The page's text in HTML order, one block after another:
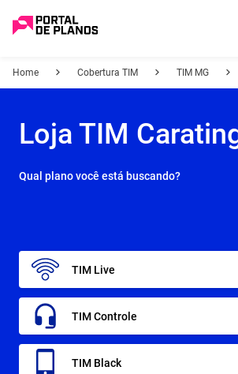
Home Cobertura TIM TIM MG
Loja TIM
Qual plano você está buscando?
TIM Live
TIM Controle
TIM Black